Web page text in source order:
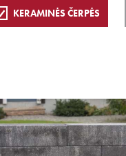
KERAMINĖS ČERPĖS